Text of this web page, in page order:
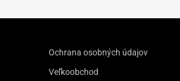
Ochrana osobných údajov
Veľkoobchod